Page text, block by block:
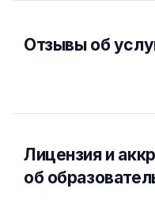
Отзывы об
Лицензия и
об